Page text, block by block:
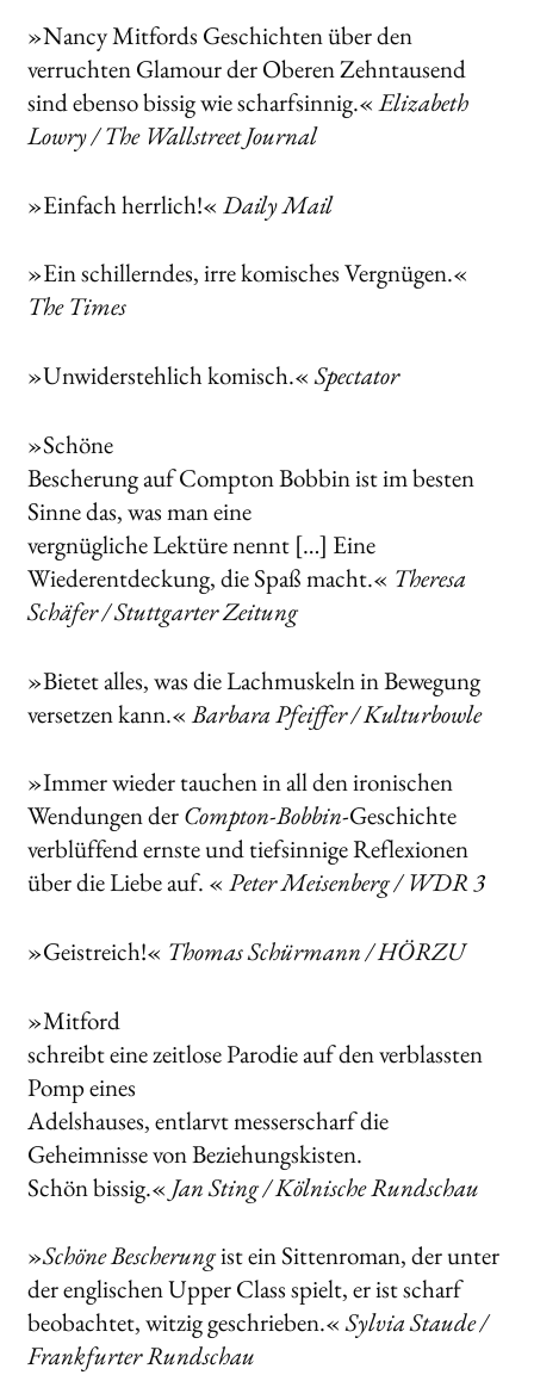
»Nancy Mitfords Geschichten über den
verruchten Glamour der Oberen Zehntausend
sind ebenso bissig wie scharfsinnig.«Elizabeth
Lowry / The Wallstreet Journal
»Einfach herrlich!« Daily Mail
»Ein schillerndes, irre komisches Vergnügen.«
The Times
»Unwiderstehlich komisch.«Spectator
»Schöne
Bescherung auf Compton Bobbin ist im besten
Sinne das, was man eine
vergnügliche Lektüre nennt […] Eine
Wiederentdeckung, die Spaß macht.« Theresa
Schäfer / Stuttgarter Zeitung
»Bietet alles, was die Lachmuskeln in Bewegung
versetzen kann.«Barbara Pfeiffer / Kulturbowle
»Immer wieder tauchen in all den ironischen
Wendungen derCompton-Bobbin-Geschichte
verblüffend ernste und tiefsinnige Reflexionen
über die Liebe auf. « Peter Meisenberg / WDR 3
»Geistreich!« Thomas Schürmann / HÖRZU
»Mitford
schreibt eine zeitlose Parodie auf den verblassten
Pomp eines
Adelshauses, entlarvt messerscharf die
Geheimnisse von Beziehungskisten.
Schön bissig.« Jan Sting / Kölnische Rundschau
»Schöne Bescherungist ein Sittenroman, der unter
der englischen Upper Class spielt, er ist scharf
beobachtet, witzig geschrieben.«Sylvia Staude /
Frankfurter Rundschau